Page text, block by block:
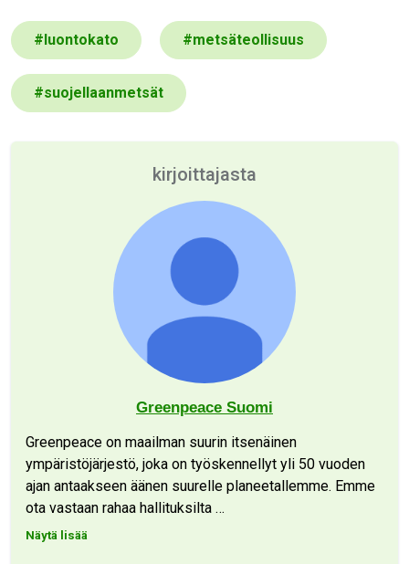
#luontokato #metsäteollisuus
#suojellaanmetsät
kirjoittajasta
Greenpeace Suomi
Greenpeace on maailman suurin itsenäinen
ympäristöjärjestö, joka on työskennellyt yli 50 vuoden
ajan antaakseen äänen suurelle planeetallemme. Emme
ota vastaan rahaa hallituksilta …
Näytä lisää